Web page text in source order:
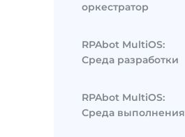
оркестратор
RPAbot MultiOS:
Среда разработки
RPAbot MultiOS:
Среда выполнения